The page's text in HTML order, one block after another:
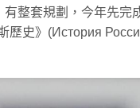
有整套規劃，今年先
歷史》(История